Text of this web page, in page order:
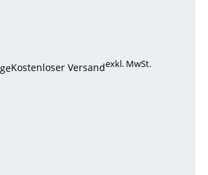
Kostenloser Versandexkl. MwSt.